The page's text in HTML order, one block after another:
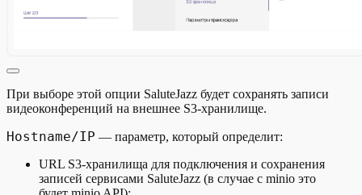
При выборе этой опции SaluteJazz будет сохранять записи
видеоконференций на внешнее S3-хранилище.
Hostname/IP — параметр, который определит:
URL S3-хранилища для подключения и сохранения
записей сервисами SaluteJazz (в случае с minio это